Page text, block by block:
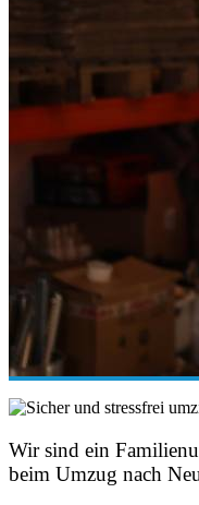
Wir sind ein
beim Umzug nach